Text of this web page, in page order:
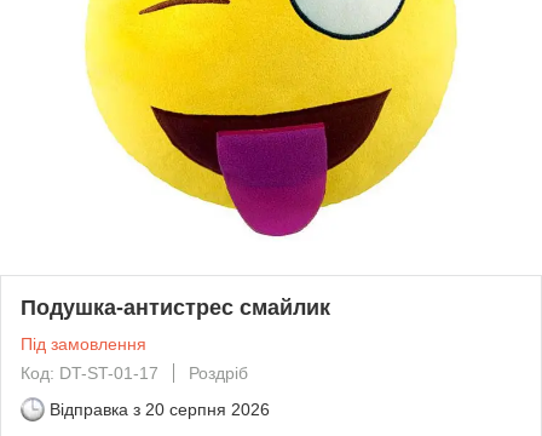
Подушка-антистрес смайлик
Під замовлення
Код: DT-ST-01-17
Роздріб
Відправка з 20 серпня 2026